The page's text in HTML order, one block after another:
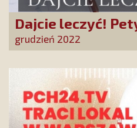
Dajcie leczyć!
doktora Martyki
grudzień 2022